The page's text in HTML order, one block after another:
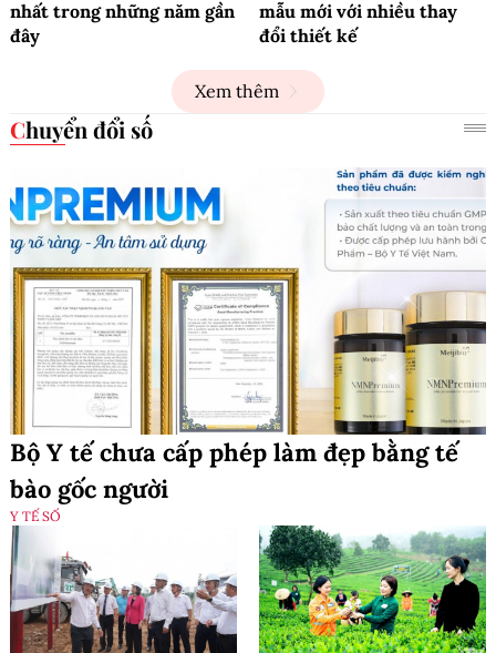
nhất trong những năm gần
đây
mẫu mới với nhiều thay
đổi thiết kế
Xem thêm
Chuyển đổi số
Bộ Y tế chưa cấp phép làm đẹp bằng tế
bào gốc người
Y TẾ SỐ